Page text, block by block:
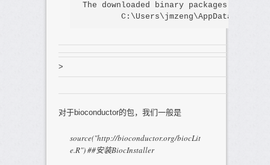
The downloaded binary packages are in  ##程
>
对于bioconductor的包，我们一般是
source("http://bioconductor.org/biocLit
e.R") ##安装BiocInstaller